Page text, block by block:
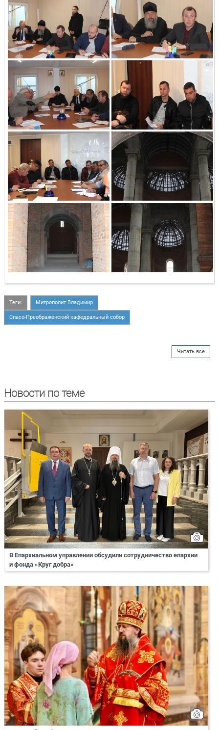
Теги: Митрополит Владимир
Спасо-Преображенский кафедральный собор
Читать все
Новости по теме
В Епархиальном управлении обсудили сотрудничество епархии
и фонда «Круг добра»